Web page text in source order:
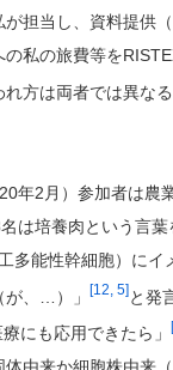
担当し、資料提供
私の旅費等を
方は両者では異な
年2月）参加者は農
は培養肉という言
多能性幹細胞）に
が、…）」
[12, 5]と発
にも応用できたら」